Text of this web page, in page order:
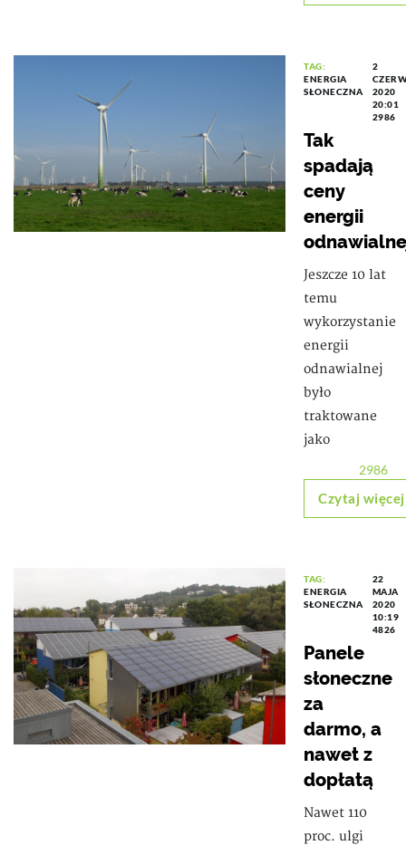
TAG:
ENERGIA
SŁONECZNA
2
2020
20:01
2986
Tak
spadają
ceny
energii
Jeszcze 10 lat
temu
wykorzystanie
energii
odnawialnej
było
traktowane
jako
2986
Czytaj więcej
TAG:
ENERGIA
SŁONECZNA
22
MAJA
2020
10:19
4826
Panele
słoneczne
za
darmo, a
nawet z
dopłatą
Nawet 110
proc. ulgi